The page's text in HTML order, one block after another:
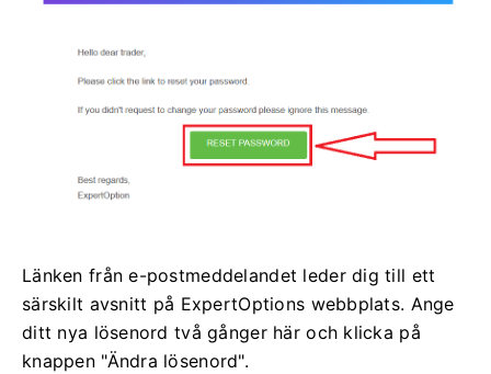
Länken från e-postmeddelandet leder dig till ett
särskilt avsnitt på ExpertOptions webbplats. Ange
ditt nya lösenord två gånger här och klicka på
knappen "Ändra lösenord".